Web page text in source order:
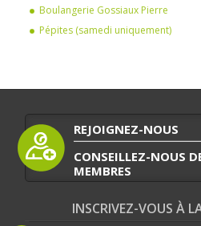
Boulangerie Gossiaux Pierre
Pépites (samedi uniquement)
REJOIGNEZ-NOUS
CONSEILLEZ-NOUS
MEMBRES
INSCRIVEZ-VOUS À